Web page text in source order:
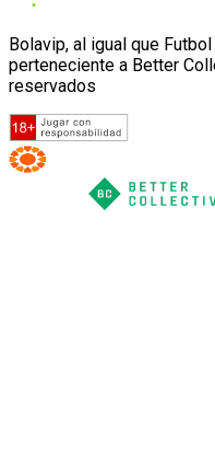
Bolavip, al igual que
perteneciente a Better
reservados